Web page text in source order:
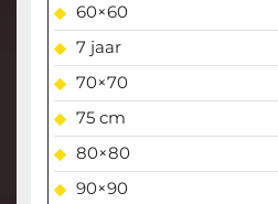
60×60
7 jaar
70×70
75 cm
80×80
90×90